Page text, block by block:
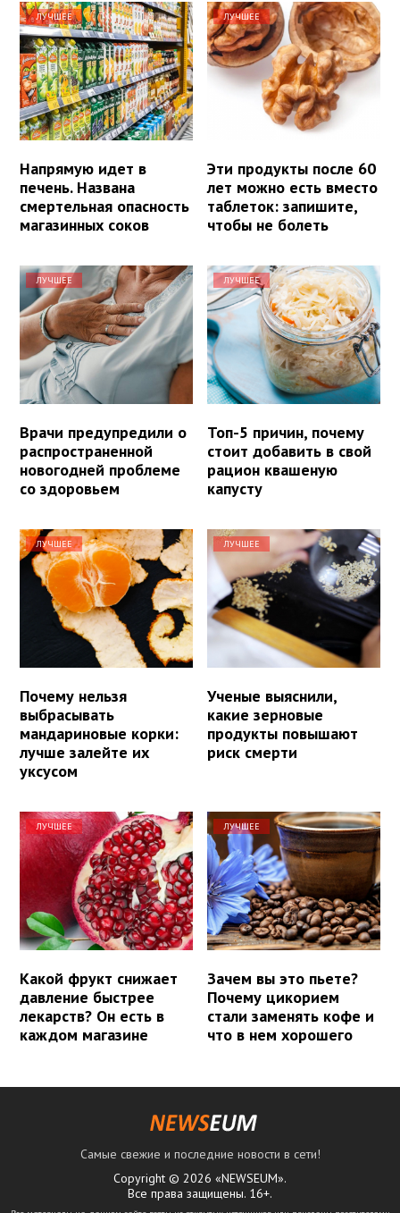
ЛУЧШЕЕ
Напрямую идет в
печень. Названа
смертельная опасность
магазинных соков
ЛУЧШЕЕ
Эти продукты после 60
лет можно есть вместо
таблеток: запишите,
чтобы не болеть
ЛУЧШЕЕ
Врачи предупредили о
распространенной
новогодней проблеме
со здоровьем
ЛУЧШЕЕ
Топ-5 причин, почему
стоит добавить в свой
рацион квашеную
капусту
ЛУЧШЕЕ
Почему нельзя
выбрасывать
мандариновые корки:
лучше залейте их
уксусом
ЛУЧШЕЕ
Ученые выяснили,
какие зерновые
продукты повышают
риск смерти
ЛУЧШЕЕ
Какой фрукт снижает
давление быстрее
лекарств? Он есть в
каждом магазине
ЛУЧШЕЕ
Зачем вы это пьете?
Почему цикорием
стали заменять кофе и
что в нем хорошего
Самые свежие и последние новости в сети!
Copyright © 2026 «NEWSEUM».
Все права защищены. 16+.